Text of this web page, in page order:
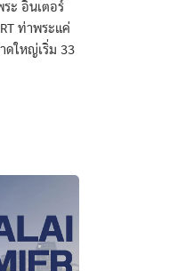
ระ อินเตอร์
ท่าพระแค่
ดใหญ่เริ่ม 33